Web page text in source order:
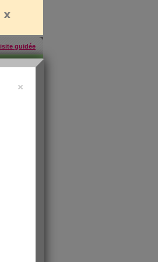
guidée
inscrites
infos
×